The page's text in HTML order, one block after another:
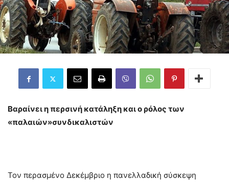
Βαραίνει η περσινή κατάληξη και ο ρόλος των
«παλαιών»συνδικαλιστών
Τον περασμένο Δεκέμβριο η πανελλαδική σύσκεψη